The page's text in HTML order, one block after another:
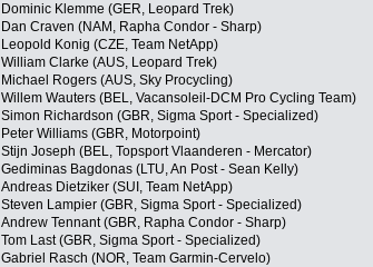
Dominic Klemme (GER, Leopard Trek)
Dan Craven (NAM, Rapha Condor - Sharp)
Leopold Konig (CZE, Team NetApp)
William Clarke (AUS, Leopard Trek)
Michael Rogers (AUS, Sky Procycling)
Willem Wauters (BEL, Vacansoleil-DCM Pro Cycling Team)
Simon Richardson (GBR, Sigma Sport - Specialized)
Peter Williams (GBR, Motorpoint)
Stijn Joseph (BEL, Topsport Vlaanderen - Mercator)
Gediminas Bagdonas (LTU, An Post - Sean Kelly)
Andreas Dietziker (SUI, Team NetApp)
Steven Lampier (GBR, Sigma Sport - Specialized)
Andrew Tennant (GBR, Rapha Condor - Sharp)
Tom Last (GBR, Sigma Sport - Specialized)
Gabriel Rasch (NOR, Team Garmin-Cervelo)